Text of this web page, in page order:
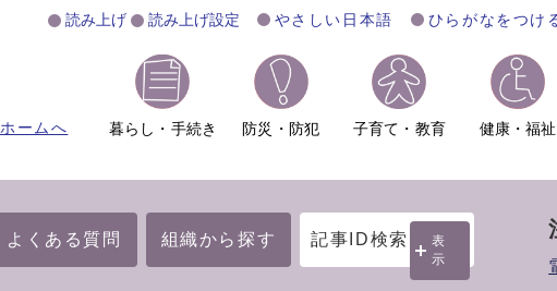
読み上げ 読み上げ設定 やさしい日本語 ひらがなをつけ
ホームへ 暮らし・手続き 防災・防犯 子育て・教育 健康・福祉
よくある質問 組織から探す 記事ID検索
表
示